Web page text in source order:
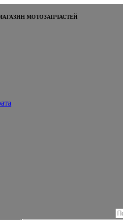
МОТОЗАПЧАСТЕЙ